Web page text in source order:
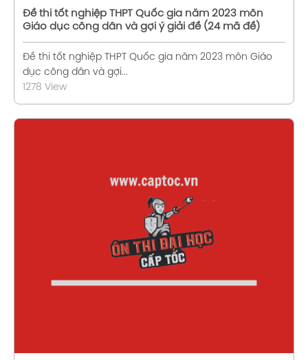
Đề thi tốt nghiệp THPT Quốc gia năm 2023 môn
Giáo dục công dân và gợi ý giải đề (24 mã đề)
Đề thi tốt nghiệp THPT Quốc gia năm 2023 môn Giáo
dục công dân và gợi...
1278 View
Xem chi tiết